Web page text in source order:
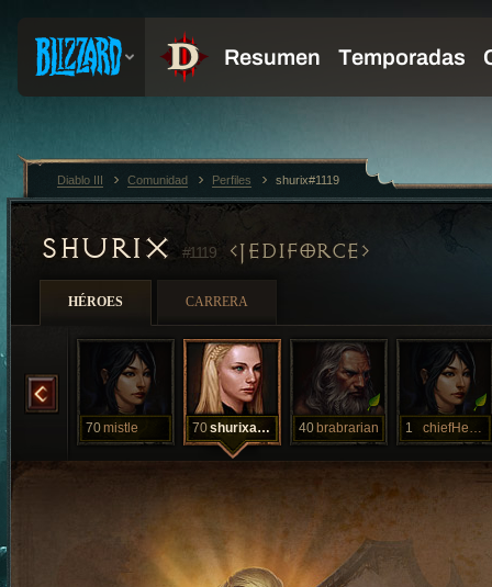
SHURIX #1119 JEDIFORCE
HÉROES CARRERA
70mistle 70 shurixader 40 brabrarian 1 chiefHenny
Diablo III Comunidad Perfiles shurix#1119